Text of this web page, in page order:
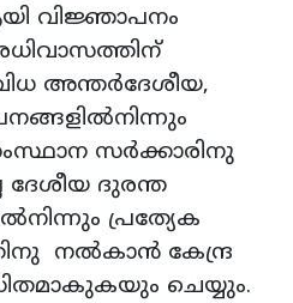
വിജ്ഞാപനം
അന്തർദേശീയ,
സർക്കാരിനു
ദേശീയ ദുരന്ത
പ്രത്യേക
നൽകാൻ കേന്ദ്ര
ചെയ്യും.